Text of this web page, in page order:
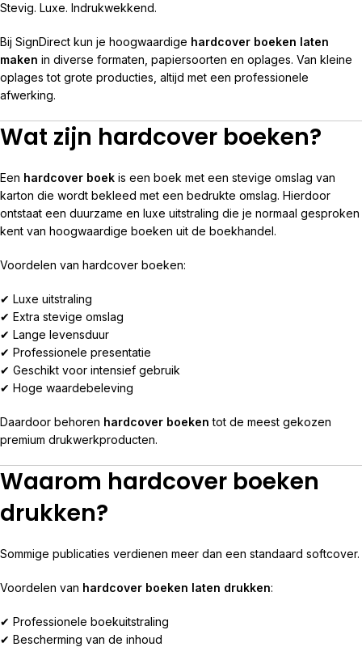
Stevig. Luxe. Indrukwekkend.
Bij SignDirect kun je hoogwaardige hardcover boeken laten
maken in diverse formaten, papiersoorten en oplages. Van kleine
oplages tot grote producties, altijd met een professionele
afwerking.
Wat zijn hardcover boeken?
Een hardcover boek is een boek met een stevige omslag van
karton die wordt bekleed met een bedrukte omslag. Hierdoor
ontstaat een duurzame en luxe uitstraling die je normaal gesproken
kent van hoogwaardige boeken uit de boekhandel.
Voordelen van hardcover boeken:
✔ Luxe uitstraling
✔ Extra stevige omslag
✔ Lange levensduur
✔ Professionele presentatie
✔ Geschikt voor intensief gebruik
✔ Hoge waardebeleving
Daardoor behoren hardcover boeken tot de meest gekozen
premium drukwerkproducten.
Waarom hardcover boeken
drukken?
Sommige publicaties verdienen meer dan een standaard softcover.
Voordelen van hardcover boeken laten drukken:
✔ Professionele boekuitstraling
✔ Bescherming van de inhoud